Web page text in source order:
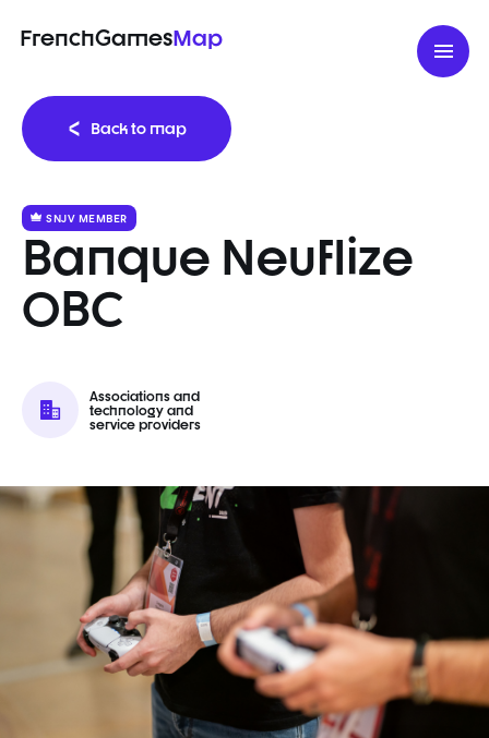
FrenchGamesMap
Back to map
Banque Neuflize
OBC
SNJV MEMBER
Associations and
technology and
service providers